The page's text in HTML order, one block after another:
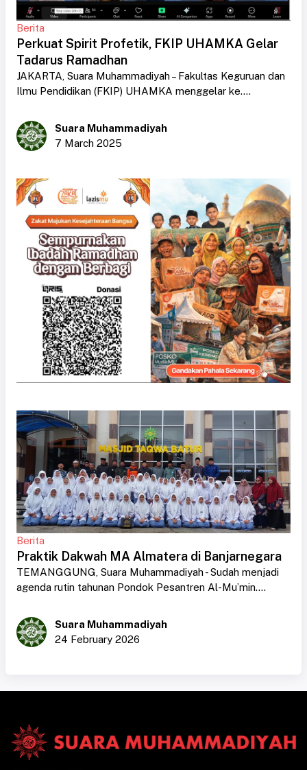
Berita
Perkuat Spirit Profetik, FKIP UHAMKA Gelar
Tadarus Ramadhan
JAKARTA, Suara Muhammadiyah – Fakultas Keguruan dan
Ilmu Pendidikan (FKIP) UHAMKA menggelar ke....
Suara Muhammadiyah
7 March 2025
Berita
Praktik Dakwah MA Almatera di Banjarnegara
TEMANGGUNG, Suara Muhammadiyah - Sudah menjadi
agenda rutin tahunan Pondok Pesantren Al-Mu’min....
Suara Muhammadiyah
24 February 2026